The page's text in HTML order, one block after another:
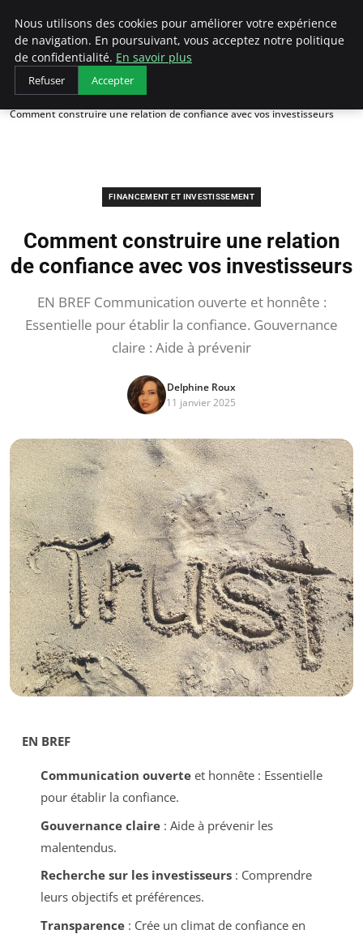
LECFCM
Accueil
Financement et investissement
Comment construire une relation de confiance avec vos investisseurs
FINANCEMENT ET INVESTISSEMENT
Comment construire une relation
de confiance avec vos investisseurs
EN BREF Communication ouverte et honnête :
Essentielle pour établir la confiance. Gouvernance
claire : Aide à prévenir
Delphine Roux
11 janvier 2025
EN BREF
Communication ouverteet honnête : Essentielle
pour établir la confiance.
Gouvernance claire: Aide à prévenir les
malentendus.
Recherche sur les investisseurs: Comprendre
leurs objectifs et préférences.
Transparence: Crée un climat de confiance en
Nous utilisons des cookies pour améliorer votre expérience
de navigation. En poursuivant, vous acceptez notre politique
de confidentialité. En savoir plus
Refuser Accepter